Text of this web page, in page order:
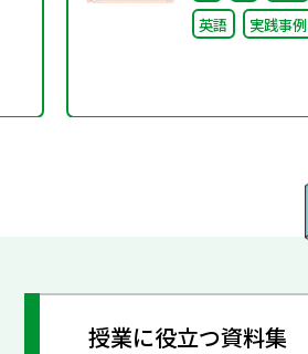
英語
実践事例
授業に役立つ資料集